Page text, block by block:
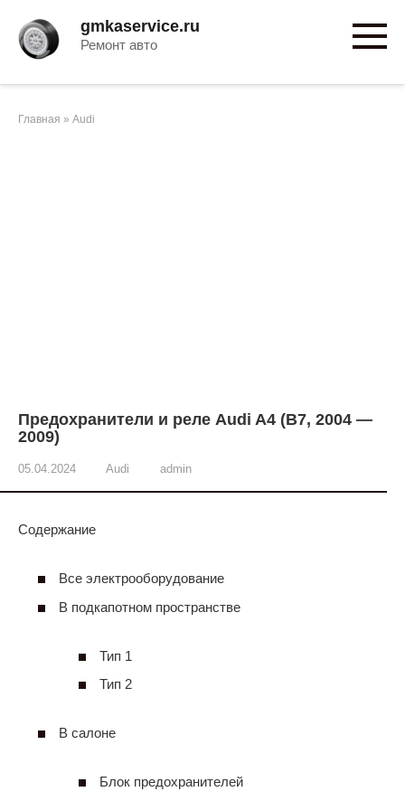
контенту
gmkaservice.ru
Ремонт авто
Главная » Audi
Предохранители и реле Audi A4 (B7, 2004 —
2009)
05.04.2024 Audi admin
Содержание
Все электрооборудование
В подкапотном пространстве
Тип 1
Тип 2
В салоне
Блок предохранителей